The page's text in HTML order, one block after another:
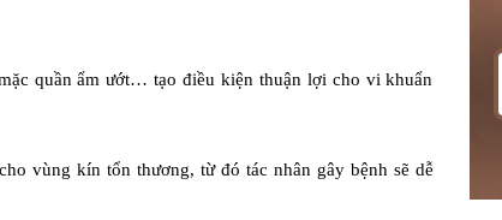
quần ẩm ướt… tạo điều kiện thuận lợi cho vi khuẩn
vùng kín tổn thương, từ đó tác nhân gây bệnh sẽ dễ